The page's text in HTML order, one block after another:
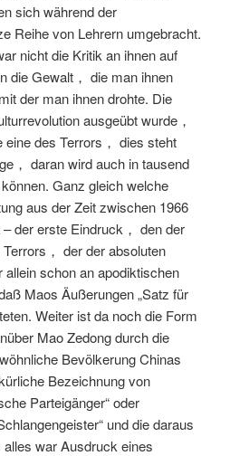
sich während der
Reihe von Lehrern umgebracht.
nicht die Kritik an ihnen auf
die Gewalt， die man ihnen
der man ihnen drohte. Die
ausgeübt wurde，
des Terrors， dies steht
， daran wird auch in tausend
Ganz gleich welche
aus der Zeit zwischen 1966
der erste Eindruck， den der
， der der absoluten
schon an apodiktischen
Maos Äußerungen „Satz für
Weiter ist da noch die Form
Mao Zedong durch die
Bevölkerung Chinas
Bezeichnung von
Parteigänger“ oder
und die daraus
war Ausdruck eines